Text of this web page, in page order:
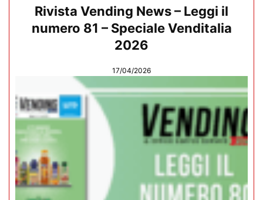
Rivista Vending News – Leggi il
numero 81 – Speciale Venditalia
2026
17/04/2026